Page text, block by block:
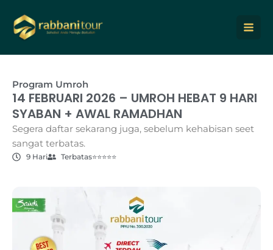
konten
Program Umroh
14 FEBRUARI 2026 – UMROH HEBAT 9 HARI
SYABAN + AWAL RAMADHAN
Segera daftar sekarang juga, sebelum kehabisan seet
sangat terbatas.
9 Hari Terbatas⭐⭐⭐⭐⭐